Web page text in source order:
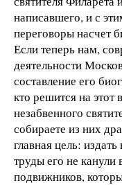
написавшего, и с
переговоры насчет
Если теперь нам,
деятельности
составление его
кто решится на этот
незабвенного
собираете из них
главная цель:
труды его не
подвижников,